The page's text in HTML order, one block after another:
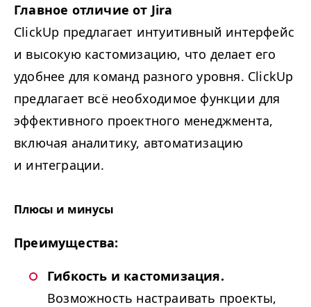
Главное отличие от Jira
ClickUp предлагает интуитивный интерфейс
и высокую кастомизацию, что делает его
удобнее для команд разного уровня. ClickUp
предлагает всё необходимое функции для
эффективного проектного менеджмента,
включая аналитику, автоматизацию
и интеграции.
Плюсы и минусы
Преимущества:
Гибкость и кастомизация.
Возможность настраивать проекты,